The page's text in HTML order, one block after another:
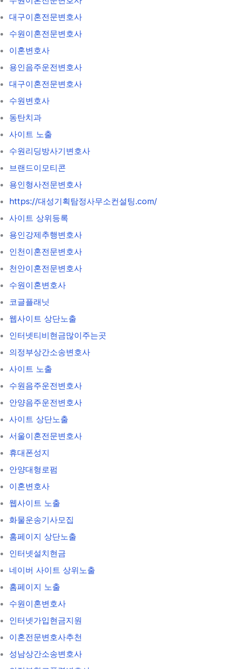
대구이혼전문변호사
수원이혼전문변호사
이혼변호사
용인음주운전변호사
대구이혼전문변호사
수원변호사
동탄치과
사이트 노출
수원리딩방사기변호사
브랜드이모티콘
용인형사전문변호사
https://대성기획탐정사무소컨설팅.com/
사이트 상위등록
용인강제추행변호사
인천이혼전문변호사
천안이혼전문변호사
수원이혼변호사
코글플래닛
웹사이트 상단노출
인터넷티비현금많이주는곳
의정부상간소송변호사
사이트 노출
수원음주운전변호사
안양음주운전변호사
사이트 상단노출
서울이혼전문변호사
휴대폰성지
안양대형로펌
이혼변호사
웹사이트 노출
화물운송기사모집
홈페이지 상단노출
인터넷설치현금
네이버 사이트 상위노출
홈페이지 노출
수원이혼변호사
인터넷가입현금지원
이혼전문변호사추천
성남상간소송변호사